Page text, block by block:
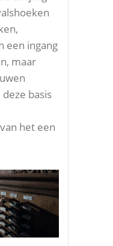
een ingang
maar
deze basis
het een